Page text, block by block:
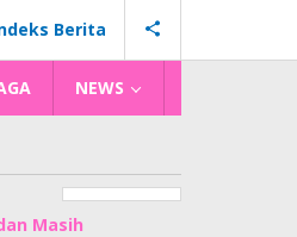
Berita
NEWS
Masih